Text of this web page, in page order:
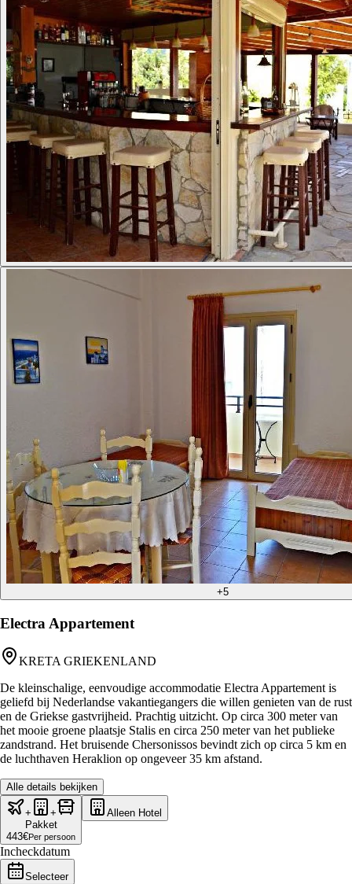
+5
Electra Appartement
KRETA GRIEKENLAND
De kleinschalige, eenvoudige accommodatie Electra Appartement is
geliefd bij Nederlandse vakantiegangers die willen genieten van de rust
en de Griekse gastvrijheid. Prachtig uitzicht. Op circa 300 meter van
het mooie groene plaatsje Stalis en circa 250 meter van het publieke
zandstrand. Het bruisende Chersonissos bevindt zich op circa 5 km en
de luchthaven Heraklion op ongeveer 35 km afstand.
Alle details bekijken
+
+
Pakket
443€Per persoon
Alleen Hotel
Incheckdatum
Selecteer